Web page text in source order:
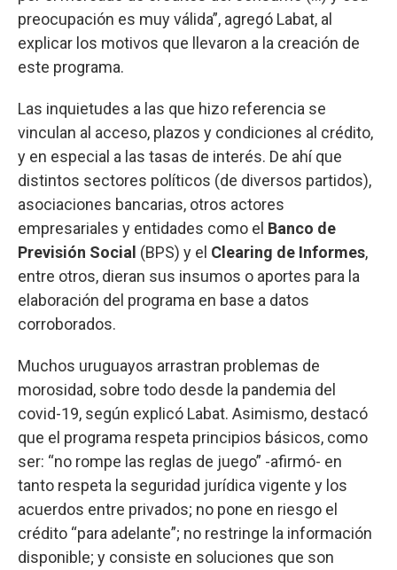
preocupación es muy válida”, agregó Labat, al
explicar los motivos que llevaron a la creación de
este programa.
Las inquietudes a las que hizo referencia se
vinculan al acceso, plazos y condiciones al crédito,
y en especial a las tasas de interés. De ahí que
distintos sectores políticos (de diversos partidos),
asociaciones bancarias, otros actores
empresariales y entidades como el Banco de
Previsión Social (BPS) y el Clearing de Informes,
entre otros, dieran sus insumos o aportes para la
elaboración del programa en base a datos
corroborados.
Muchos uruguayos arrastran problemas de
morosidad, sobre todo desde la pandemia del
covid-19, según explicó Labat. Asimismo, destacó
que el programa respeta principios básicos, como
ser: “no rompe las reglas de juego” -afirmó- en
tanto respeta la seguridad jurídica vigente y los
acuerdos entre privados; no pone en riesgo el
crédito “para adelante”; no restringe la información
disponible; y consiste en soluciones que son